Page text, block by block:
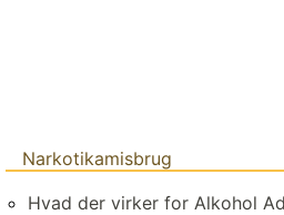
Narkotikamisbrug
Hvad der virker for Alkohol